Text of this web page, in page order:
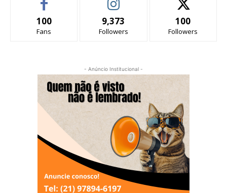
100
Fans
9,373
Followers
100
Followers
- Anúncio Institucional -